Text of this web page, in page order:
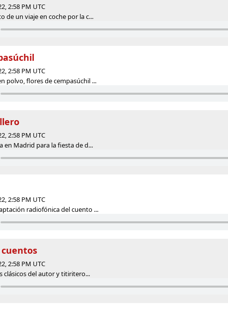
2:58 PM UTC
de un viaje en coche por la c...
2:58 PM UTC
polvo, flores de cempasúchil ...
2:58 PM UTC
en Madrid para la fiesta de d...
2:58 PM UTC
radiofónica del cuento ...
2:58 PM UTC
clásicos del autor y titiritero...